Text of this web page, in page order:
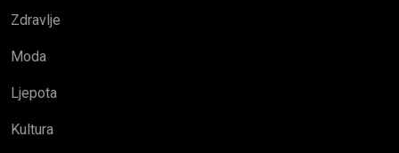
Zdravlje
Moda
Ljepota
Kultura